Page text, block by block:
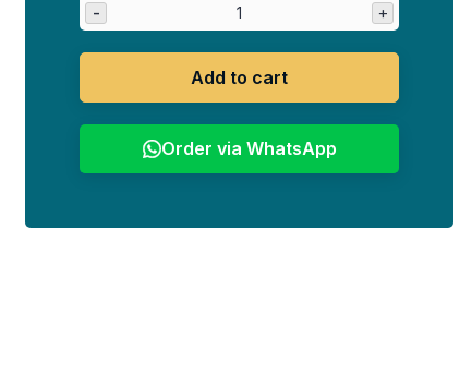
- +
Add to cart
Order via WhatsApp